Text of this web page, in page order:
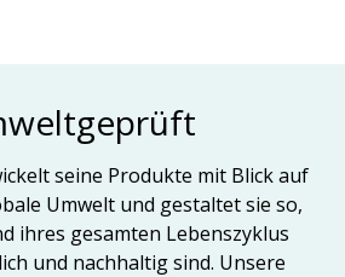
seine Produkte mit Blick auf
Umwelt und gestaltet sie so,
ihres gesamten Lebenszyklus
und nachhaltig sind. Unsere